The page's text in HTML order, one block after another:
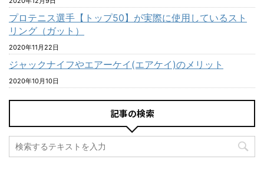
プロテニス選手【トップ50】が実際に使用しているスト
リング（ガット）
2020年11月22日
ジャックナイフやエアーケイ(エアケイ)のメリット
2020年10月10日
記事の検索